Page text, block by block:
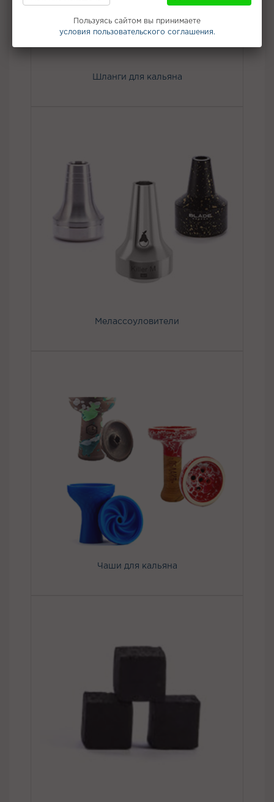
Шланги для кальяна
Мелассоуловители
Чаши для кальяна
Пользуясь сайтом вы принимаете
условия пользовательского соглашения.